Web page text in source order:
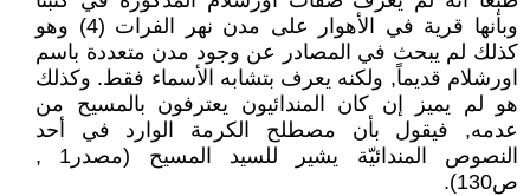
وبأنها قرية في الأهوار على مدن نهر الفرات (4) وهو
كذلك لم يبحث في المصادر عن وجود مدن متعددة باسم
اورشلام قديماً, ولكنه يعرف بتشابه الأسماء فقط. وكذلك
هو لم يميز إن كان المندائيون يعترفون بالمسيح من
عدمه, فيقول بأن مصطلح الكرمة الوارد في أحد
النصوص المندائيّة يشير للسيد المسيح (مصدر1 ,
ص130).